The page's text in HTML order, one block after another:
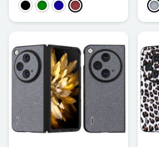
NegroVerdeAzul oscuro
Rojo oscuro